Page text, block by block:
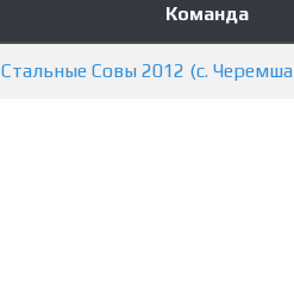
Команда
Стальные Совы 2012 (с.